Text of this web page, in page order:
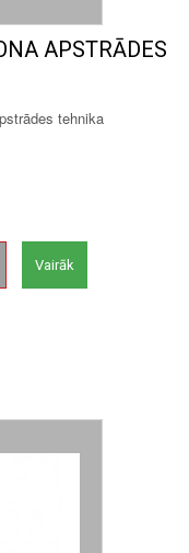
APSTRĀDES
tehnika
Vairāk